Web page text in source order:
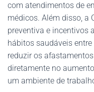
com atendimentos de
médicos. Além disso, a
preventiva e incentivos
hábitos saudáveis
reduzir os
diretamente no
um ambiente de